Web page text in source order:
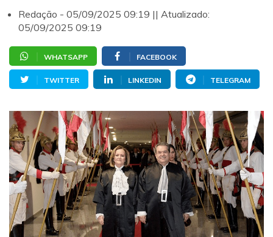
Redação - 05/09/2025 09:19 || Atualizado:
05/09/2025 09:19
WHATSAPP FACEBOOK
TWITTER LINKEDIN TELEGRAM